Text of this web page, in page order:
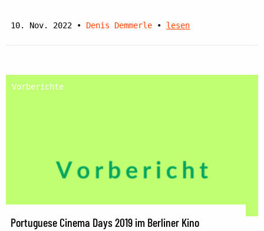
10. Nov. 2022 • Denis Demmerle • lesen
Vorberichte
Portuguese Cinema Days 2019 im Berliner Kino